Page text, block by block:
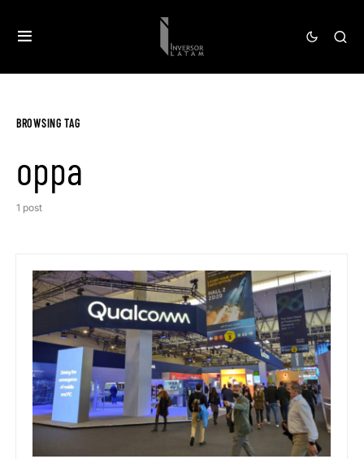
BROWSING TAG
oppa
1 post